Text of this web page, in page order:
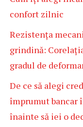
confort zilnic
Rezistența
grindină:
gradul de
De ce să alegi
împrumut bancar
înainte să iei o